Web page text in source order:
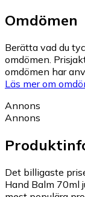
Omdömen
Berätta vad du
omdömen.
omdömen har
Läs mer om
Annons
Annons
Det billigaste
Hand Balm 70ml